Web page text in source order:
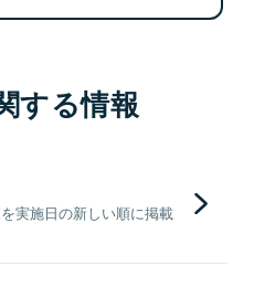
する情報
実施日の新しい順に掲載